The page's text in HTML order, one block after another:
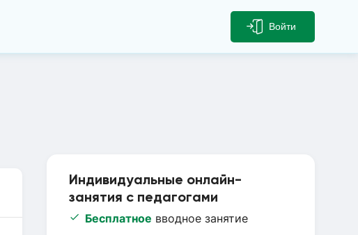
Войти
Индивидуальные онлайн-
занятия с педагогами
Бесплатное вводное занятие